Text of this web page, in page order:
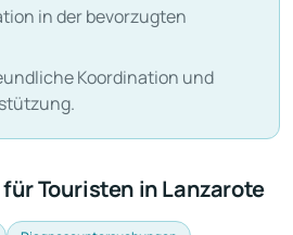
in der bevorzugten
Koordination und
Touristen in Lanzarote